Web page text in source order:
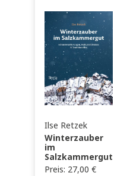
Ilse Retzek
Winterzauber
im
Salzkammergut
Preis: 27,00€